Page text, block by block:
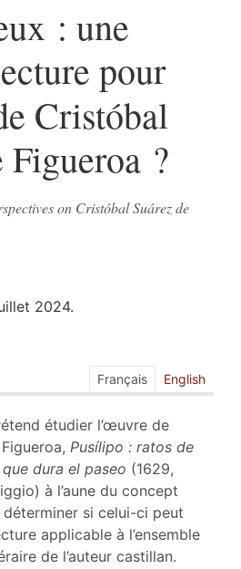
: une
pour
Cristóbal
Figueroa ?
on Cristóbal Suárez de
2024.
Français English
étudier l’œuvre de
Pusílipo : ratos de
dura el paseo (1629,
à l’aune du concept
déterminer si celui-ci peut
applicable à l’ensemble
de l’auteur castillan.